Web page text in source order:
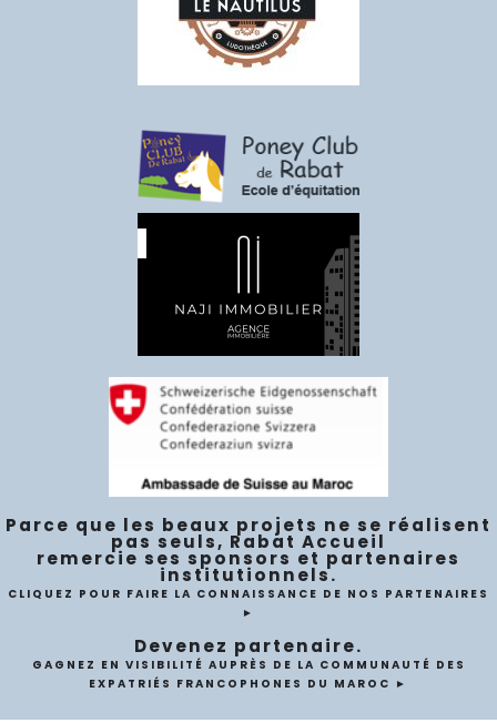
Parce que les beaux projets ne se réalisent
pas seuls, Rabat Accueil
remercie ses sponsors et partenaires
institutionnels.
CLIQUEZ POUR FAIRE LA CONNAISSANCE DE NOS PARTENAIRES
►
Devenez partenaire.
GAGNEZ EN VISIBILITÉ AUPRÈS DE LA COMMUNAUTÉ DES
EXPATRIÉS FRANCOPHONES DU MAROC ►